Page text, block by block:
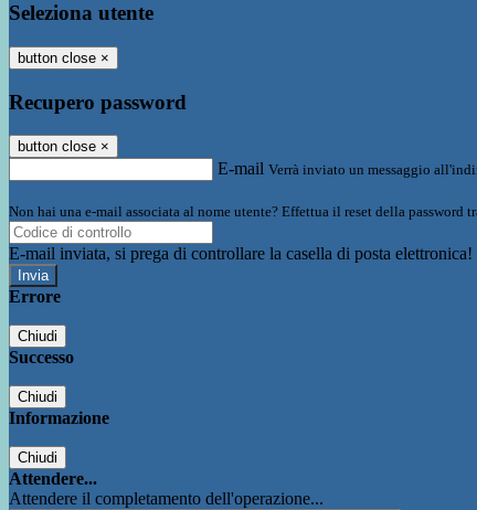
Seleziona utente
button close ×
Recupero password
button close ×
E-mail Verrà inviato un messaggio
Non hai una e-mail associata al nome utente? Effettua il reset della password
E-mail inviata, si prega di controllare la casella di posta elettronica!
Errore
Chiudi
Successo
Chiudi
Informazione
Chiudi
Attendere...
Attendere il completamento dell'operazione...